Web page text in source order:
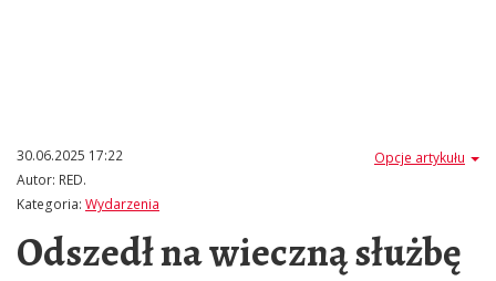
Opcje artykułu
30.06.2025 17:22
Autor: RED.
Kategoria: Wydarzenia
Odszedł na wieczną służbę